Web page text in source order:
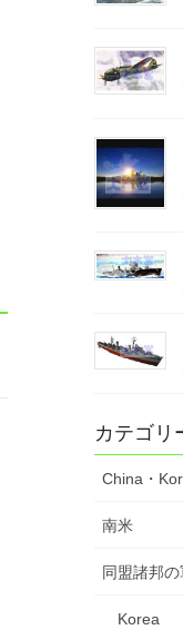
カテゴリ
China・
南米
同盟諸邦
Korea